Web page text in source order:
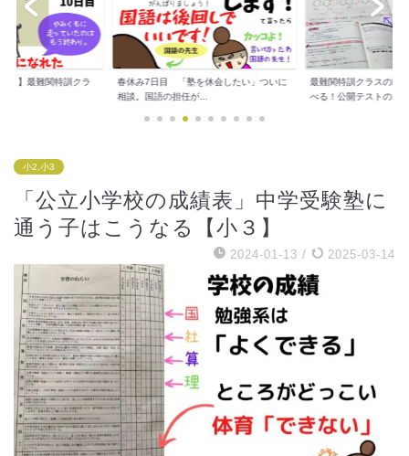
３】最難関特訓クラ
春休み7日目 「塾を休会したい」ついに
相談。国語の担任が...
最難関特訓クラスの問
べる！公開テストの...
小2,小3
「公立小学校の成績表」中学受験塾に
通う子はこうなる【小３】
2024-01-13 / 2025-03-14